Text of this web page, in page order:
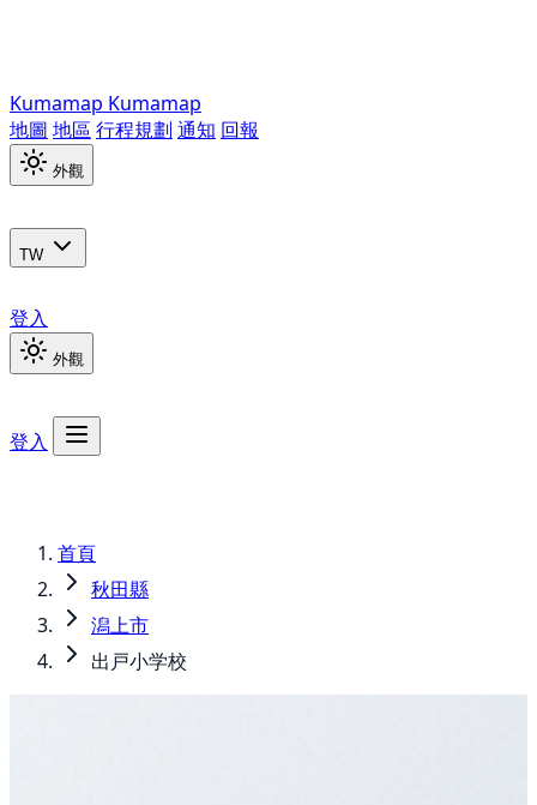
Kumamap Kumamap
地圖 地區 行程規劃 通知 回報
外觀
TW
登入
外觀
登入
首頁
秋田縣
潟上市
出戸小学校